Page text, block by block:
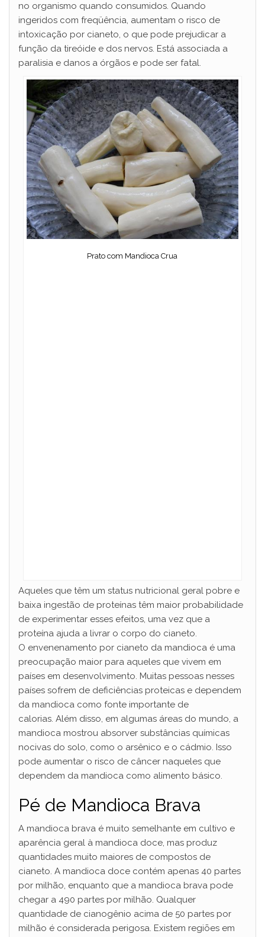
no organismo quando consumidos. Quando
ingeridos com freqüência, aumentam o risco de
intoxicação por cianeto, o que pode prejudicar a
função da tireóide e dos nervos. Está associada a
paralisia e danos a órgãos e pode ser fatal.
Prato com Mandioca Crua
Aqueles que têm um status nutricional geral pobre e
baixa ingestão de proteínas têm maior probabilidade
de experimentar esses efeitos, uma vez que a
proteína ajuda a livrar o corpo do cianeto.
O envenenamento por cianeto da mandioca é uma
preocupação maior para aqueles que vivem em
países em desenvolvimento. Muitas pessoas nesses
países sofrem de deficiências proteicas e dependem
da mandioca como fonte importante de
calorias. Além disso, em algumas áreas do mundo, a
mandioca mostrou absorver substâncias químicas
nocivas do solo, como o arsênico e o cádmio. Isso
pode aumentar o risco de câncer naqueles que
dependem da mandioca como alimento básico.
Pé de Mandioca Brava
A mandioca brava é muito semelhante em cultivo e
aparência geral à mandioca doce, mas produz
quantidades muito maiores de compostos de
cianeto. A mandioca doce contém apenas 40 partes
por milhão, enquanto que a mandioca brava pode
chegar a 490 partes por milhão. Qualquer
quantidade de cianogênio acima de 50 partes por
milhão é considerada perigosa. Existem regiões em